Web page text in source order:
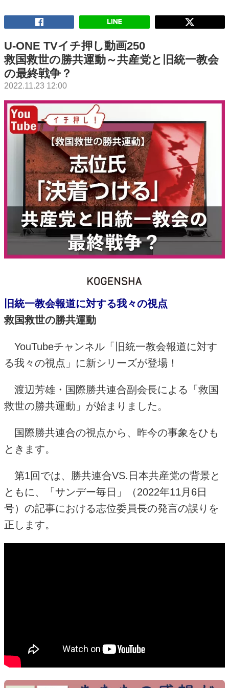
U-ONE TVイチ押し動画250
救国救世の勝共運動～共産党と旧統一教会
の最終戦争？
2022.11.23 12:00
旧統一教会報道に対する我々の視点
救国救世の勝共運動
YouTubeチャンネル「旧統一教会報道に対す
る我々の視点」に新シリーズが登場！
渡辺芳雄・国際勝共連合副会長による「救国
救世の勝共運動」が始まりました。
国際勝共連合の視点から、昨今の事象をひも
ときます。
第1回では、勝共連合VS. 日本共産党の背景と
ともに、「サンデー毎日」（2022年11月6日
号）の記事における志位委員長の発言の誤りを
正します。